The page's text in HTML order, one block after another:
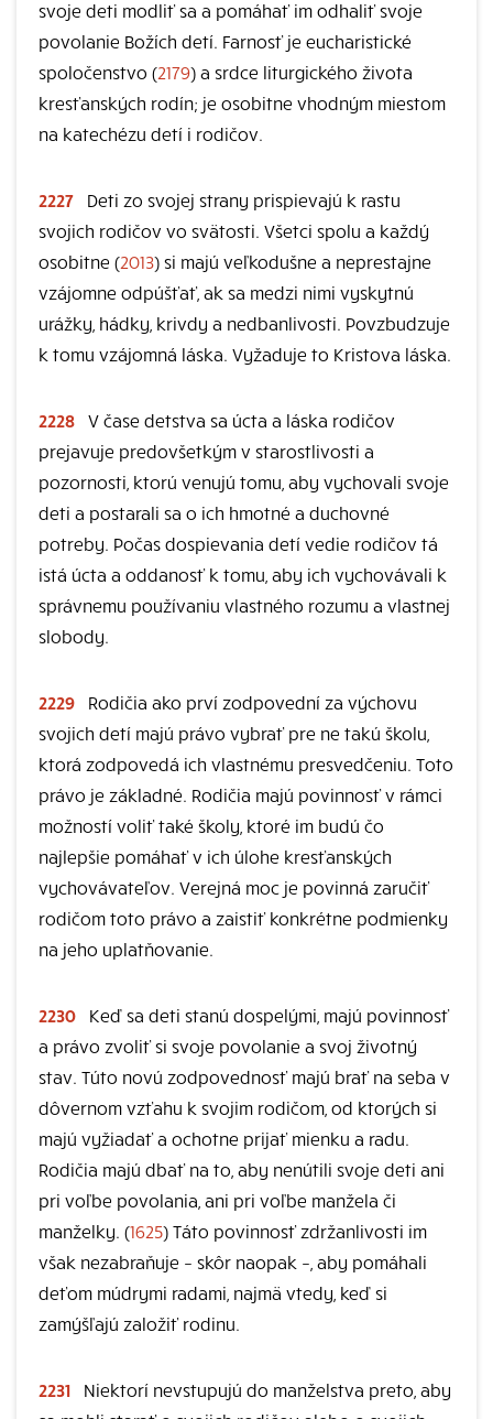
svoje deti modliť sa a pomáhať im odhaliť svoje
povolanie Božích detí. Farnosť je eucharistické
spoločenstvo (2179) a srdce liturgického života
kresťanských rodín; je osobitne vhodným miestom
na katechézu detí i rodičov.
2227
Deti zo svojej strany prispievajú k rastu
svojich rodičov vo svätosti. Všetci spolu a každý
osobitne (2013) si majú veľkodušne a neprestajne
vzájomne odpúšťať, ak sa medzi nimi vyskytnú
urážky, hádky, krivdy a nedbanlivosti. Povzbudzuje
k tomu vzájomná láska. Vyžaduje to Kristova láska.
2228 V čase detstva sa úcta a láska rodičov
prejavuje predovšetkým v starostlivosti a
pozornosti, ktorú venujú tomu, aby vychovali svoje
deti a postarali sa o ich hmotné a duchovné
potreby. Počas dospievania detí vedie rodičov tá
istá úcta a oddanosť k tomu, aby ich vychovávali k
správnemu používaniu vlastného rozumu a vlastnej
slobody.
2229
Rodičia ako prví zodpovední za výchovu
svojich detí majú právo vybrať pre ne takú školu,
ktorá zodpovedá ich vlastnému presvedčeniu. Toto
právo je základné. Rodičia majú povinnosť v rámci
možností voliť také školy, ktoré im budú čo
najlepšie pomáhať v ich úlohe kresťanských
vychovávateľov. Verejná moc je povinná zaručiť
rodičom toto právo a zaistiť konkrétne podmienky
na jeho uplatňovanie.
2230
Keď sa deti stanú dospelými, majú povinnosť
a právo zvoliť si svoje povolanie a svoj životný
stav. Túto novú zodpovednosť majú brať na seba v
dôvernom vzťahu k svojim rodičom, od ktorých si
majú vyžiadať a ochotne prijať mienku a radu.
Rodičia majú dbať na to, aby nenútili svoje deti ani
pri voľbe povolania, ani pri voľbe manžela či
manželky. (1625) Táto povinnosť zdržanlivosti im
však nezabraňuje – skôr naopak –, aby pomáhali
deťom múdrymi radami, najmä vtedy, keď si
zamýšľajú založiť rodinu.
2231
Niektorí nevstupujú do manželstva preto, aby